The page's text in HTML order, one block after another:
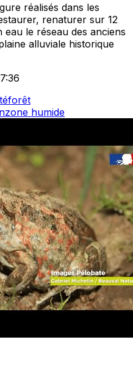
réalisés dans les
renaturer sur 12
le réseau des anciens
alluviale historique
forêt
zone humide